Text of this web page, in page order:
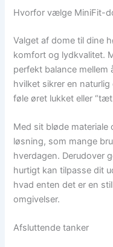
Hvorfor vælge MiniFit-
Valget af dome til dine
komfort og lydkvalitet.
perfekt balance
hvilket sikrer en
føle øret lukket eller
Med sit bløde materiale
løsning, som mange
hverdagen. Derudover
hurtigt kan tilpasse dit
hvad enten det er en
omgivelser.
Afsluttende tanker